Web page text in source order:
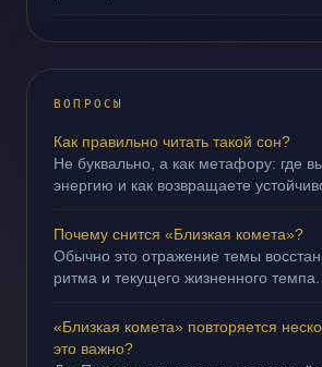
ВОПРОСЫ
Как правильно читать такой сон?
Не буквально, а как метафору: где
энергию и как возвращаете
Почему снится «Близкая комета»?
Обычно это отражение темы
ритма и текущего жизненного темпа.
«Близкая комета» повторяется
это важно?